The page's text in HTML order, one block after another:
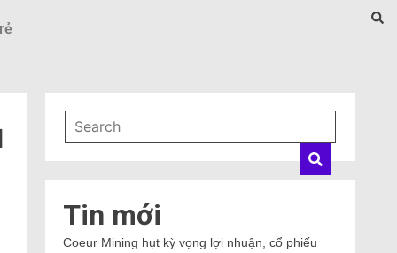
Tin mới
Coeur Mining hụt kỳ vọng lợi nhuận, cổ phiếu